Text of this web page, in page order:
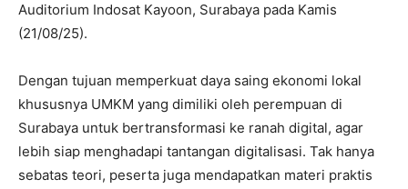
Auditorium Indosat Kayoon, Surabaya pada Kamis
(21/08/25).
Dengan tujuan memperkuat daya saing ekonomi lokal
khususnya UMKM yang dimiliki oleh perempuan di
Surabaya untuk bertransformasi ke ranah digital, agar
lebih siap menghadapi tantangan digitalisasi. Tak hanya
sebatas teori, peserta juga mendapatkan materi praktis